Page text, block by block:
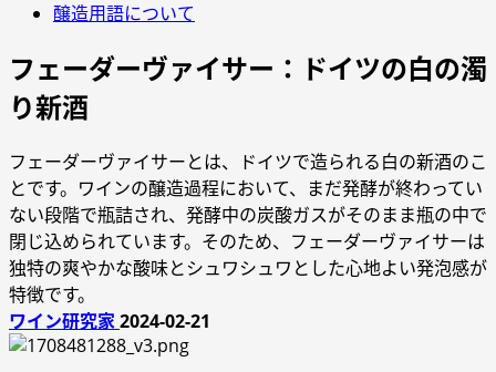
醸造用語について
フェーダーヴァイサー：ドイツの白の濁
り新酒
フェーダーヴァイサーとは、ドイツで造られる白の新酒のこ
とです。ワインの醸造過程において、まだ発酵が終わってい
ない段階で瓶詰され、発酵中の炭酸ガスがそのまま瓶の中で
閉じ込められています。そのため、フェーダーヴァイサーは
独特の爽やかな酸味とシュワシュワとした心地よい発泡感が
特徴です。
ワイン研究家2024-02-21